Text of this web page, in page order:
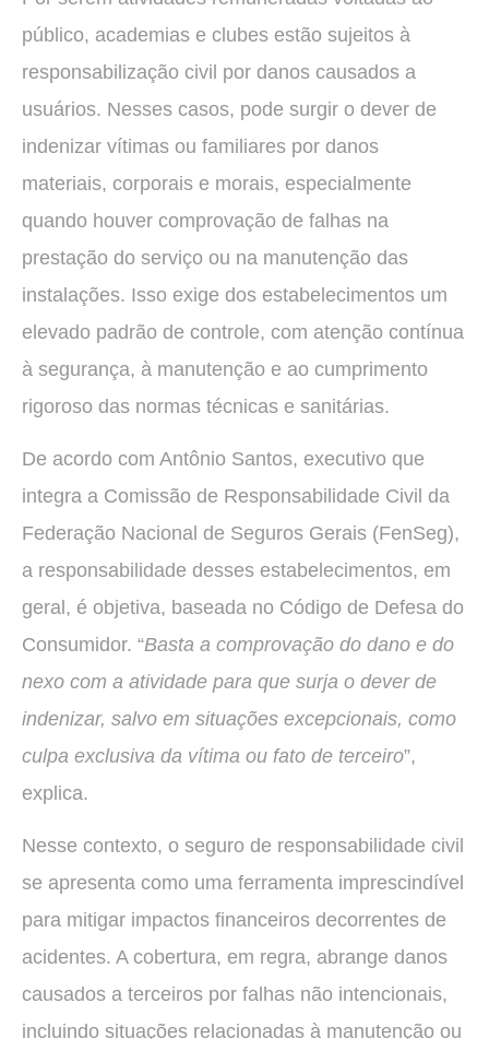
público, academias e clubes estão sujeitos à
responsabilização civil por danos causados a
usuários. Nesses casos, pode surgir o dever de
indenizar vítimas ou familiares por danos
materiais, corporais e morais, especialmente
quando houver comprovação de falhas na
prestação do serviço ou na manutenção das
instalações. Isso exige dos estabelecimentos um
elevado padrão de controle, com atenção contínua
à segurança, à manutenção e ao cumprimento
rigoroso das normas técnicas e sanitárias.
De acordo com Antônio Santos, executivo que
integra a Comissão de Responsabilidade Civil da
Federação Nacional de Seguros Gerais (FenSeg),
a responsabilidade desses estabelecimentos, em
geral, é objetiva, baseada no Código de Defesa do
Consumidor. “Basta a comprovação do dano e do
nexo com a atividade para que surja o dever de
indenizar, salvo em situações excepcionais, como
culpa exclusiva da vítima ou fato de terceiro”,
explica.
Nesse contexto, o seguro de responsabilidade civil
se apresenta como uma ferramenta imprescindível
para mitigar impactos financeiros decorrentes de
acidentes. A cobertura, em regra, abrange danos
causados a terceiros por falhas não intencionais,
incluindo situações relacionadas à manutenção ou